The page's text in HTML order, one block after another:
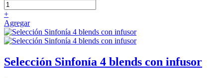
+
Agregar
Selección Sinfonía 4 blends con infusor